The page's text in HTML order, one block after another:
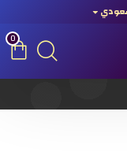
0